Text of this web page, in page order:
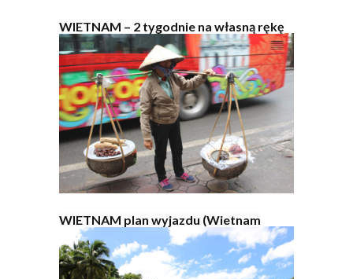
WIETNAM – 2 tygodnie na własną rękę
WIETNAM plan wyjazdu (Wietnam